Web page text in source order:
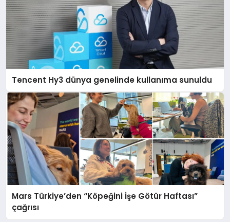
Tencent Hy3 dünya genelinde kullanıma sunuldu
Mars Türkiye’den “Köpeğini İşe Götür Haftası”
çağrısı